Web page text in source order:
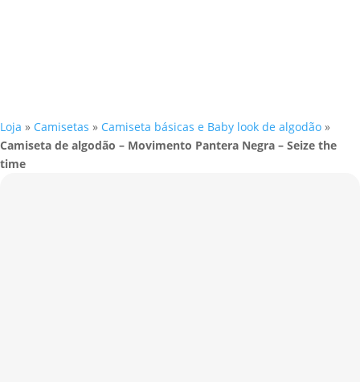
Loja » Camisetas » Camiseta básicas e Baby look de algodão »
Camiseta de algodão – Movimento Pantera Negra – Seize the
time